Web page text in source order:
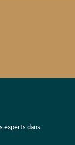
experts dans